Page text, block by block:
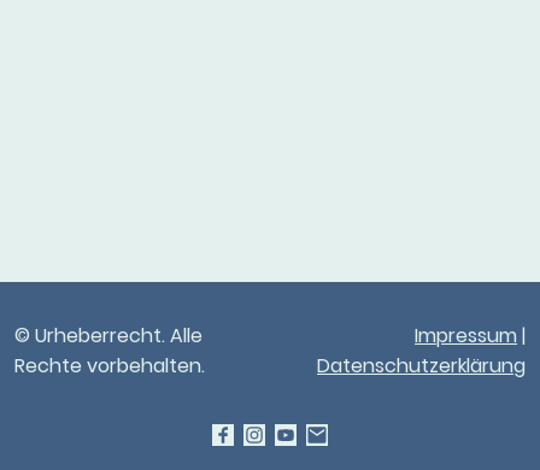
© Urheberrecht. Alle
Rechte vorbehalten.
Impressum |
Datenschutzerklärung